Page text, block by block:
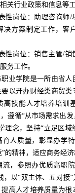
关行业政策和信息等工
性岗位：助理咨询师
决方案制定工作，客
性岗位：销售主管/
务工作。
职业学院是一所由省
以开办财经类商贸
高技能人才培养培训
遵循“从市场需求出
理念，坚持“立足区域
育人质量，彰显办学
的精神，适应商务经
，参照办优质高职
，以“双主体、五对接
高人才培养质量为根